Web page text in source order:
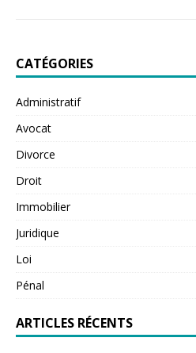
CATÉGORIES
Administratif
Avocat
Divorce
Droit
Immobilier
Juridique
Loi
Pénal
ARTICLES RÉCENTS